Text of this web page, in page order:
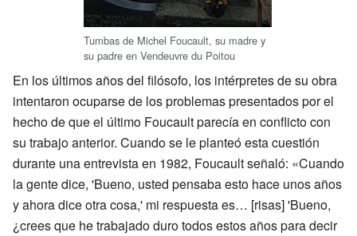
Tumbas de Michel Foucault, su madre y
su padre en Vendeuvre du Poitou
En los últimos años del filósofo, los intérpretes de su obra
intentaron ocuparse de los problemas presentados por el
hecho de que el último Foucault parecía en conflicto con
su trabajo anterior. Cuando se le planteó esta cuestión
durante una entrevista en 1982, Foucault señaló: «Cuando
la gente dice, 'Bueno, usted pensaba esto hace unos años
y ahora dice otra cosa,' mi respuesta es… [risas] 'Bueno,
¿crees que he trabajado duro todos estos años para decir